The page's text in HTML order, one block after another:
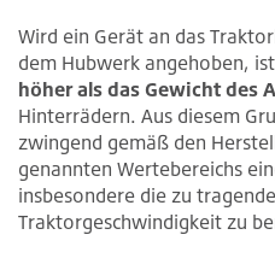
Wird ein Gerät an das
dem Hubwerk angehoben, ist
höher als das Gewicht des
Hinterrädern. Aus diesem
zwingend gemäß den
genannten Wertebereichs
insbesondere die zu
Traktorgeschwindigkeit zu